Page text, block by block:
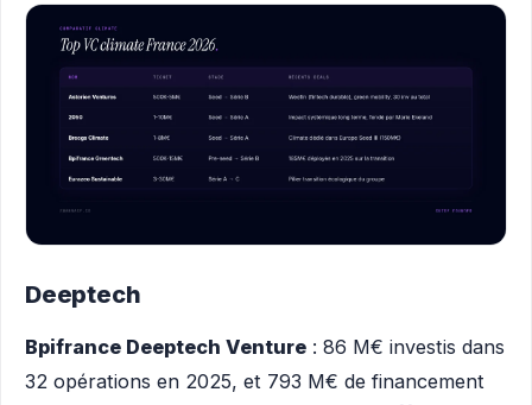
Deeptech
Bpifrance Deeptech Venture : 86 M€ investis dans
32 opérations en 2025, et 793 M€ de financement